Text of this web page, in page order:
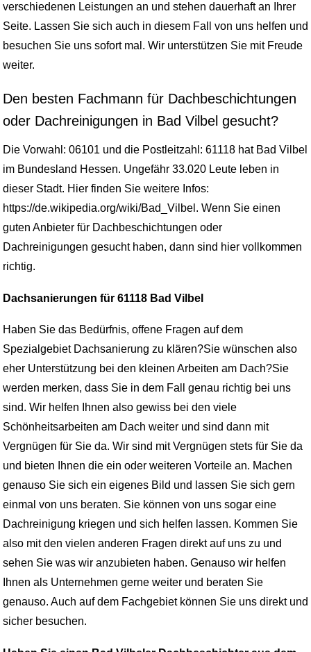
verschiedenen Leistungen an und stehen dauerhaft an Ihrer
Seite. Lassen Sie sich auch in diesem Fall von uns helfen und
besuchen Sie uns sofort mal. Wir unterstützen Sie mit Freude
weiter.
Den besten Fachmann für Dachbeschichtungen
oder Dachreinigungen in Bad Vilbel gesucht?
Die Vorwahl: 06101 und die Postleitzahl: 61118 hat Bad Vilbel
im Bundesland Hessen. Ungefähr 33.020 Leute leben in
dieser Stadt. Hier finden Sie weitere Infos:
https://de.wikipedia.org/wiki/Bad_Vilbel. Wenn Sie einen
guten Anbieter für Dachbeschichtungen oder
Dachreinigungen gesucht haben, dann sind hier vollkommen
richtig.
Dachsanierungen für 61118 Bad Vilbel
Haben Sie das Bedürfnis, offene Fragen auf dem
Spezialgebiet Dachsanierung zu klären?Sie wünschen also
eher Unterstützung bei den kleinen Arbeiten am Dach?Sie
werden merken, dass Sie in dem Fall genau richtig bei uns
sind. Wir helfen Ihnen also gewiss bei den viele
Schönheitsarbeiten am Dach weiter und sind dann mit
Vergnügen für Sie da. Wir sind mit Vergnügen stets für Sie da
und bieten Ihnen die ein oder weiteren Vorteile an. Machen
genauso Sie sich ein eigenes Bild und lassen Sie sich gern
einmal von uns beraten. Sie können von uns sogar eine
Dachreinigung kriegen und sich helfen lassen. Kommen Sie
also mit den vielen anderen Fragen direkt auf uns zu und
sehen Sie was wir anzubieten haben. Genauso wir helfen
Ihnen als Unternehmen gerne weiter und beraten Sie
genauso. Auch auf dem Fachgebiet können Sie uns direkt und
sicher besuchen.